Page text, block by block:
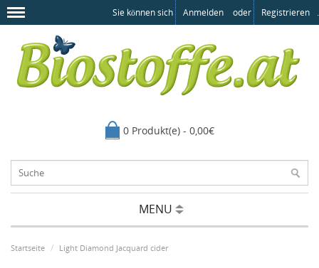
Sie können sich Anmelden oder Registrieren .
0 Produkt(e) - 0,00€
MENU
Startseite Light Diamond Jacquard cider